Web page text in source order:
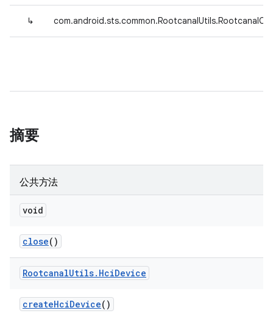
↳
摘要
公共方法
void
close()
RootcanalUtils. HciDevice
createHciDevice()